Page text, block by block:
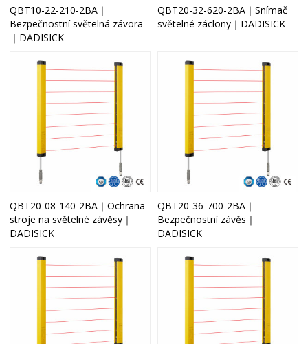
QBT10-22-210-2BA｜
Bezpečnostní světelná závora
｜DADISICK
QBT20-32-620-2BA｜Snímač
světelné záclony｜DADISICK
QBT20-08-140-2BA｜Ochrana
stroje na světelné závěsy｜
DADISICK
QBT20-36-700-2BA｜
Bezpečnostní závěs｜
DADISICK